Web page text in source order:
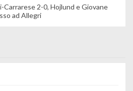
Carrarese 2-0, Hojlund e Giovane
ad Allegri